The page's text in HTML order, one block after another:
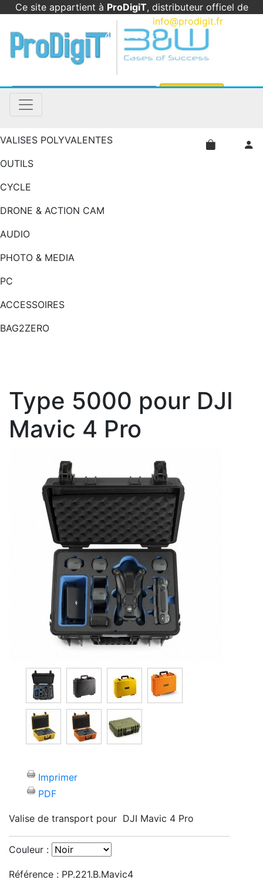
Ce site appartient à ProDigiT, distributeur officel de
B&W International en France
info@prodigit.fr
46 05 92 61
VALISES POLYVALENTES
OUTILS
CYCLE
DRONE & ACTION CAM
AUDIO
PHOTO & MEDIA
PC
ACCESSOIRES
BAG2ZERO
Type 5000 pour DJI
Mavic 4 Pro
Imprimer
PDF
Valise de transport pour DJI Mavic 4 Pro
Couleur :
Référence : PP.221.B.Mavic4